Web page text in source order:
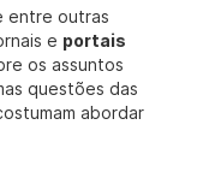
entre outras
e portais
os assuntos
questões das
abordar